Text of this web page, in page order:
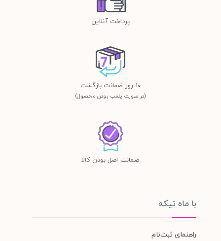
پرداخت آنلاین
١٠ روز ضمانت بازگشت
(در صورت پلمب بودن محصول)
ضمانت اصل بودن کالا
با ماه تیکه
راهنمای ثبت‌نام